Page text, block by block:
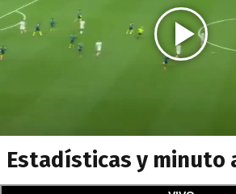
Estadísticas y minuto